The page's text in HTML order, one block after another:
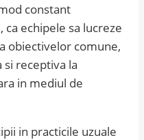
constant
echipele sa lucreze
obiectivelor comune,
si receptiva la
in mediul de
in practicile uzuale